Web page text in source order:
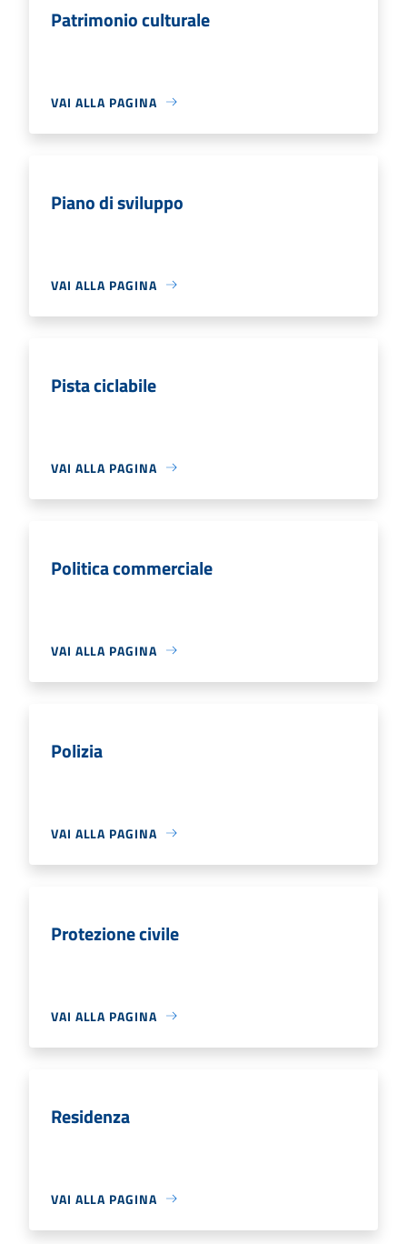
Patrimonio culturale
VAI ALLA PAGINA
Piano di sviluppo
VAI ALLA PAGINA
Pista ciclabile
VAI ALLA PAGINA
Politica commerciale
VAI ALLA PAGINA
Polizia
VAI ALLA PAGINA
Protezione civile
VAI ALLA PAGINA
Residenza
VAI ALLA PAGINA